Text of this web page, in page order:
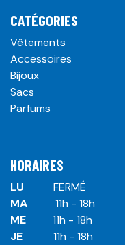
CATÉGORIES
Vêtements
Accessoires
Bijoux
Sacs
Parfums
HORAIRES
LU
​ ​FERMÉ
MA
​11h - 18h
ME
​11h - 18h
JE
​​11h - 18h